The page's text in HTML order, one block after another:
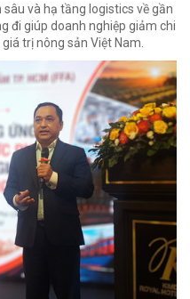
và hạ tầng logistics về gần
đi giúp doanh nghiệp giảm chi
trị nông sản Việt Nam.